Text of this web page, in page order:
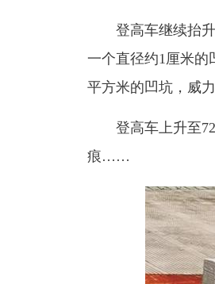
登高车继续抬升
一个直径约1厘米的
平方米的凹坑，威力
登高车上升至72
痕……